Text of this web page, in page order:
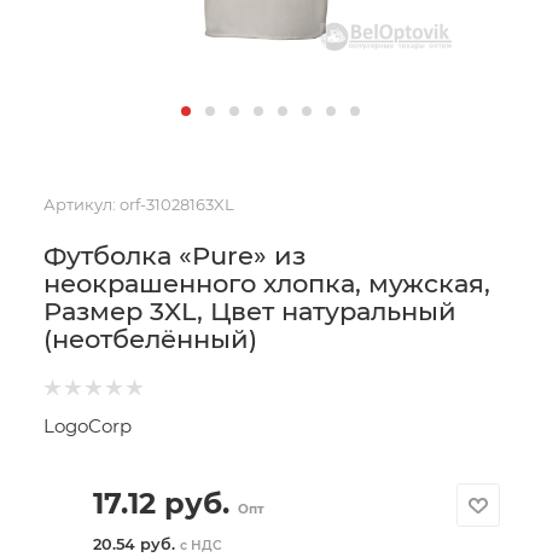
Артикул: orf-31028163XL
Футболка «Pure» из
неокрашенного хлопка, мужская,
Размер 3XL, Цвет натуральный
(неотбелённый)
LogoCorp
17.12руб. Опт
20.54 руб. с НДС